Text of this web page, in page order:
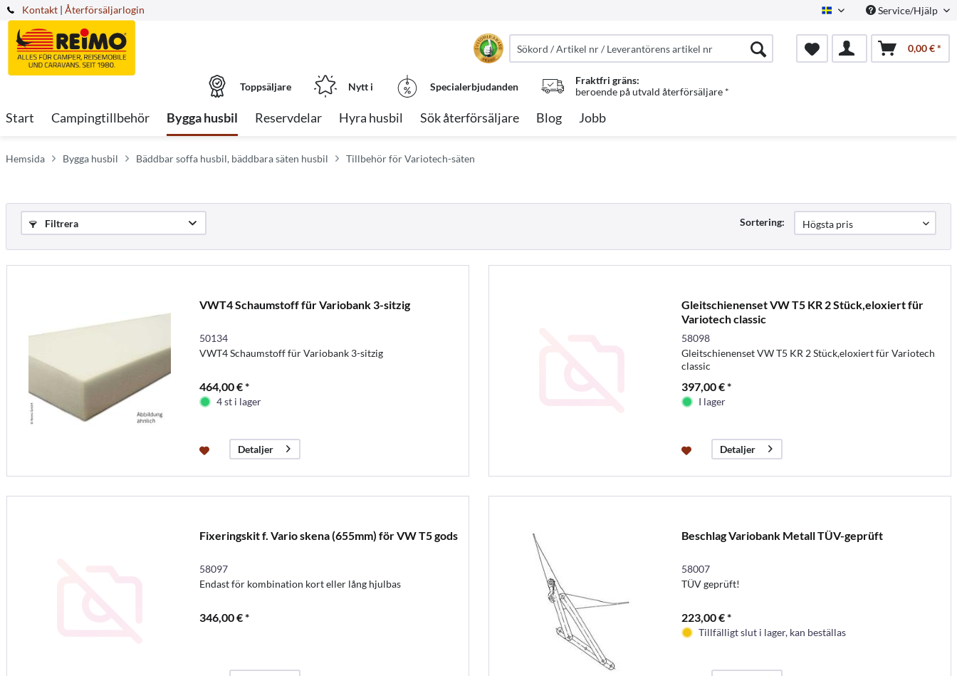
Kontakt Swedish Service/Hjälp
| Återförsäljarlogin
0,00 € *
Toppsäljare Nytt i Specialerbjudanden
Fraktfri gräns:
beroende på utvald återförsäljare *
Start Campingtillbehör Bygga husbil Reservdelar Hyra husbil Sök återförsäljare Blog Jobb
Hemsida Bygga husbil Bäddbar soffa husbil, bäddbara säten husbil Tillbehör för Variotech-säten
Filtrera Sortering:
VWT4 Schaumstoff für Variobank 3-sitzig
50134
VWT4 Schaumstoff für Variobank 3-sitzig
464,00 € *
4 st i lager
Detaljer
Gleitschienenset VW T5 KR 2 Stück,eloxiert für
Variotech classic
58098
Gleitschienenset VW T5 KR 2 Stück,eloxiert für Variotech
classic
397,00 € *
I lager
Detaljer
Fixeringskit f. Vario skena (655mm) för VW T5 gods
58097
Endast för kombination kort eller lång hjulbas
346,00 € *
Beschlag Variobank Metall TÜV-geprüft
58007
TÜV geprüft!
223,00 € *
Tillfälligt slut i lager, kan beställas